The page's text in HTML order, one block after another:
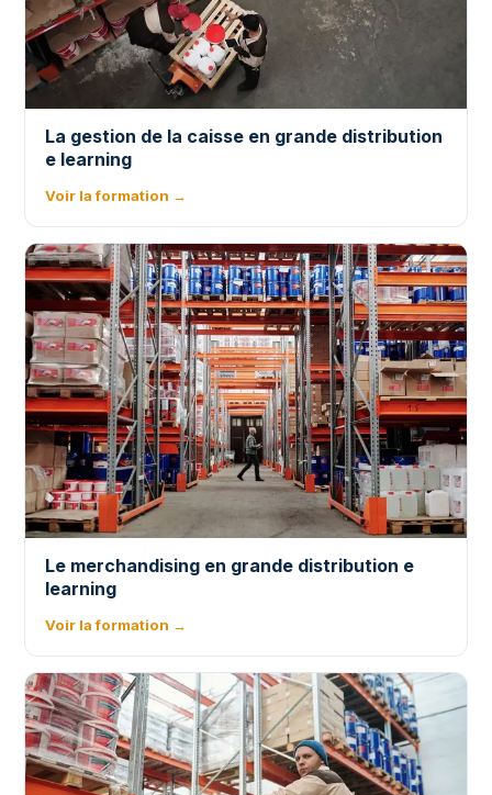
La gestion de la caisse en grande distribution
e learning
Voir la formation →
Le merchandising en grande distribution e
learning
Voir la formation →